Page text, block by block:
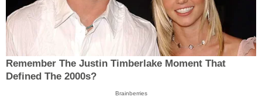
Remember The Justin Timberlake Moment That
Defined The 2000s?
Brainberries